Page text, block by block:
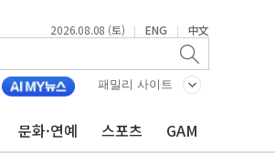
2026.08.08 (토) | ENG | 中文
패밀리 사이트
문화·연예 스포츠 GAM